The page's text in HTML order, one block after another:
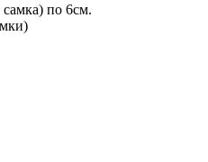
по 6см.